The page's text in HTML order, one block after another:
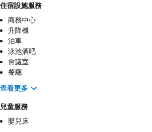
住宿設施服務
商務中心
升降機
泊車
泳池酒吧
會議室
餐廳
查看更多
兒童服務
嬰兒床